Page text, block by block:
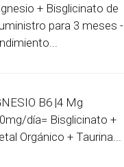
+ Bisglicinato de
para 3 meses -
B6 |4 Mg
día= Bisglicinato +
Orgánico + Taurina...